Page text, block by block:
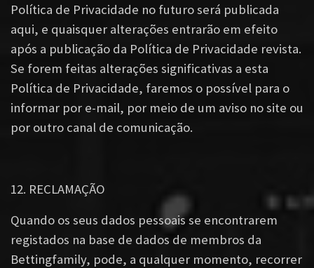
Política de Privacidade no futuro será publicada
aqui, e quaisquer alterações entrarão em efeito
após a publicação da Política de Privacidade revista.
Se forem feitas alterações significativas a esta
Política de Privacidade, faremos o possível para o
informar por e-mail, por meio de um aviso no site ou
por outro canal de comunicação.
12. RECLAMAÇÃO
Quando os seus dados pessoais se encontrarem
registados na base de dados de membros da
Bettingfamily, pode, a qualquer momento, recorrer